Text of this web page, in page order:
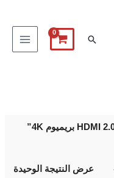
البحث
عرض النتيجة الوحيدة